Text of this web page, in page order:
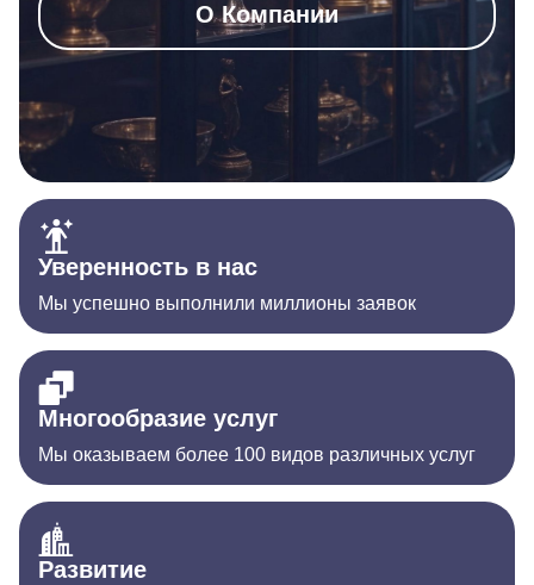
О Компании
Уверенность в нас
Мы успешно выполнили миллионы заявок
Многообразие услуг
Мы оказываем более 100 видов различных услуг
Развитие